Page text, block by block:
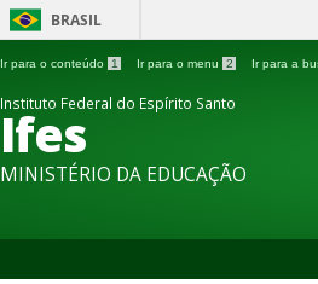
BRASIL
Ir para o conteúdo 1 Ir para o menu 2 Ir para a
Instituto Federal do Espírito Santo
Ifes
MINISTÉRIO DA EDUCAÇÃO